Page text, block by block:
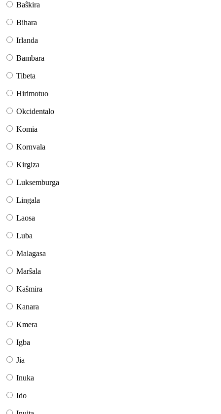
Baŝkira
Bihara
Irlanda
Bambara
Tibeta
Hirimotuo
Okcidentalo
Komia
Kornvala
Kirgiza
Luksemburga
Lingala
Laosa
Luba
Malagasa
Marŝala
Kaŝmira
Kanara
Kmera
Igba
Jia
Inuka
Ido